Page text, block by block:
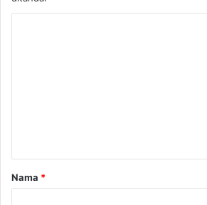
rNama *